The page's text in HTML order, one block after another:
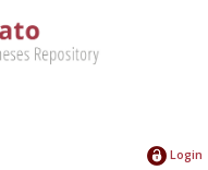
Login